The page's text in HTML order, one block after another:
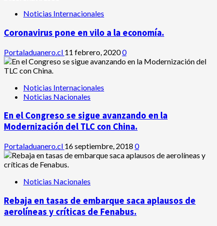
Noticias Internacionales
Coronavirus pone en vilo a la economía.
Portaladuanero.cl 11 febrero, 20200
Noticias Internacionales
Noticias Nacionales
En el Congreso se sigue avanzando en la
Modernización del TLC con China.
Portaladuanero.cl 16 septiembre, 2018 0
Noticias Nacionales
Rebaja en tasas de embarque saca aplausos de
aerolíneas y críticas de Fenabus.